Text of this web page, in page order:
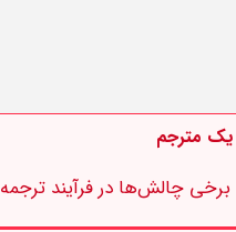
مترجم
چالش‌ها در فرآیند